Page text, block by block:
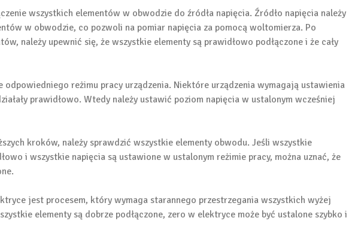
wszystkich elementów w obwodzie do źródła napięcia. Źródło napięcia należy
w obwodzie, co pozwoli na pomiar napięcia za pomocą woltomierza. Po
należy upewnić się, że wszystkie elementy są prawidłowo podłączone i że cały
reżimu pracy urządzenia. Niektóre urządzenia wymagają ustawienia
prawidłowo. Wtedy należy ustawić poziom napięcia w ustalonym wcześniej
kroków, należy sprawdzić wszystkie elementy obwodu. Jeśli wszystkie
i wszystkie napięcia są ustawione w ustalonym reżimie pracy, można uznać, że
jest procesem, który wymaga starannego przestrzegania wszystkich wyżej
elementy są dobrze podłączone, zero w elektryce może być ustalone szybko i